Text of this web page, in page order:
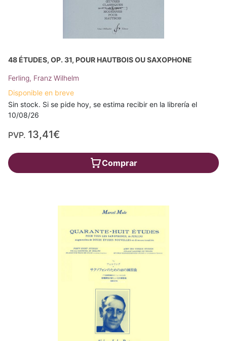
48 ÉTUDES, OP. 31, POUR HAUTBOIS OU SAXOPHONE
Ferling, Franz Wilhelm
Disponible en breve
Sin stock. Si se pide hoy, se estima recibir en la librería el
10/08/26
PVP. 13,41€
Comprar